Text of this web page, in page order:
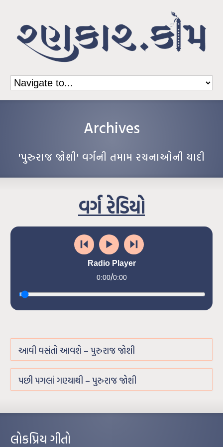
Archives
'પુરુરાજ જોશી' વર્ગની તમામ રચનાઓની યાદી
વર્ગ રેડિયો
Radio Player
0:00/0:00
આવી વસંતો આવશે – પુરુરાજ જોશી
પછી પગલાં ગણ્યાથી – પુરુરાજ જોશી
લોકપ્રિય ગીતો